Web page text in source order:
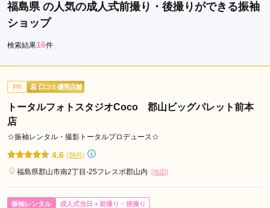
福島県 の人気の成人式前撮り・後撮りができる振袖
ショップ
検索結果16件
PR 口コミ優秀店舗
トータルフォトスタジオCoco 郡山ビッグパレット前本
店
☆振袖レンタル・撮影トータルプロデュース☆
4.6 (56件)
福島県郡山市南2丁目-25フレスポ郡山内 [地図]
振袖レンタル 成人式当日＋前撮り・後撮り